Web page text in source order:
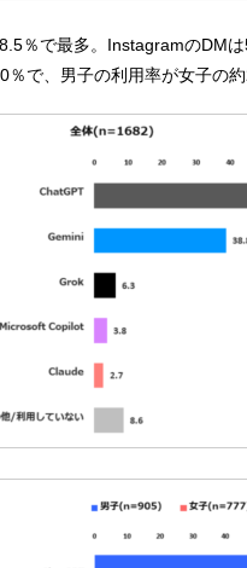
％で最多。InstagramのDM
％で、男子の利用率が女子の約